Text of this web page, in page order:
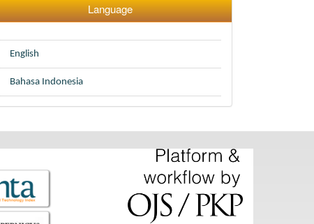
Language
English
Bahasa Indonesia